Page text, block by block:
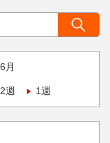
6月
2週 1週